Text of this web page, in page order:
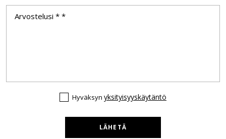
Hyväksyn yksityisyyskäytäntö
LÄHETÄ